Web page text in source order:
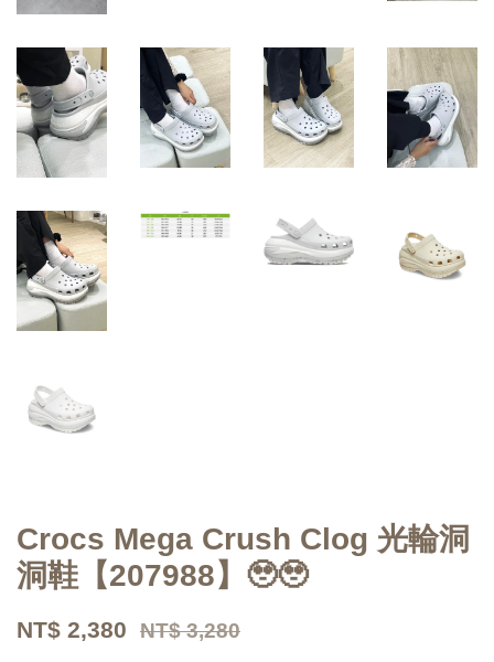
Crocs Mega Crush Clog 光輪洞
洞鞋【207988】🥹🥹
NT$ 2,380 NT$ 3,280